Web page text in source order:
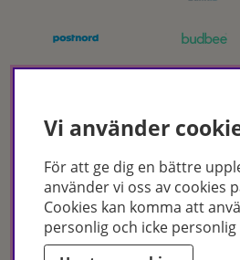
Vi använder
För att ge dig en bättre
använder vi oss av cookies
Cookies kan komma att
personlig och icke